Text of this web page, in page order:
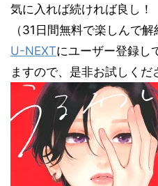
気に入れば続ければ良し！
（31日間無料で楽しんで解
U-NEXTにユーザー登録し
ますので、是非お試しくだ